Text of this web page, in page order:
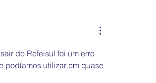
do Refeisul foi um erro
podíamos utilizar em quase